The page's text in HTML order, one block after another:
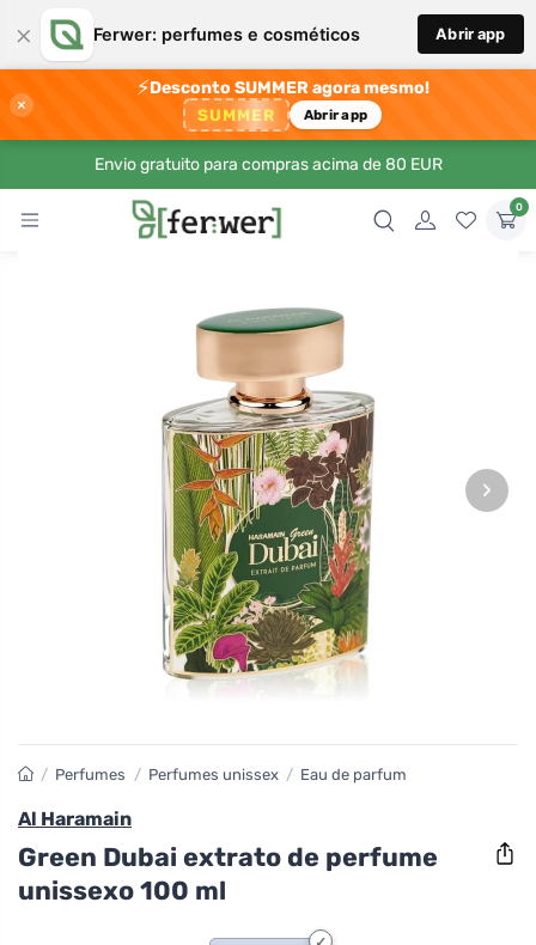
× Ferwer: perfumes e cosméticos Abrir app
×
⚡Desconto SUMMER agora mesmo!
SUMMER Abrir app
Envio gratuito para compras acima de 80 EUR
0
›
/ Perfumes / Perfumes unissex / Eau de parfum
Al Haramain
Green Dubai extrato de perfume
unissexo 100 ml